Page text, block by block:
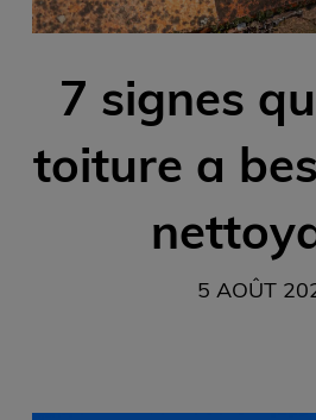
7 signes
toiture a
5 AOÛT